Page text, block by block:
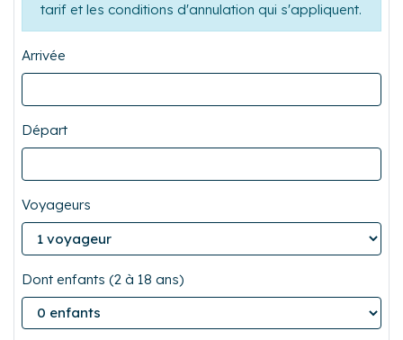
tarif et les conditions d'annulation qui s'appliquent.
Arrivée
Départ
Voyageurs
Dont enfants (2 à 18 ans)